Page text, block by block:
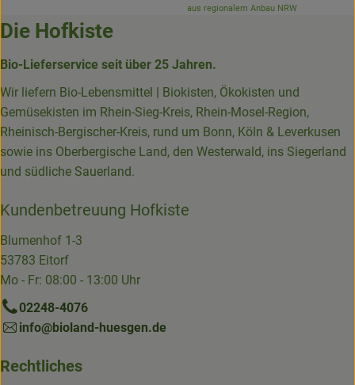
, Herkunft:
aus regionalem Anbau NRW
Die Hofkiste
Bio-Lieferservice seit über 25 Jahren.
Wir liefern Bio-Lebensmittel | Biokisten, Ökokisten und
Gemüsekisten im Rhein-Sieg-Kreis, Rhein-Mosel-Region,
Rheinisch-Bergischer-Kreis, rund um Bonn, Köln & Leverkusen
sowie ins Oberbergische Land, den Westerwald, ins Siegerland
und südliche Sauerland.
Kundenbetreuung Hofkiste
Blumenhof 1-3
53783 Eitorf
Mo - Fr: 08:00 - 13:00 Uhr
02248-4076
info@bioland-huesgen.de
Rechtliches